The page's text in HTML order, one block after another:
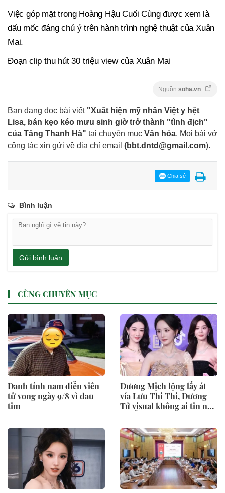
Việc góp mặt trong Hoàng Hậu Cuối Cùng được xem là
dấu mốc đáng chú ý trên hành trình nghệ thuật của Xuân
Mai.
Đoạn clip thu hút 30 triệu view của Xuân Mai
Nguồn soha.vn
Bạn đang đọc bài viết "Xuất hiện mỹ nhân Việt y hệt
Lisa, bán kẹo kéo mưu sinh giờ trở thành "tình địch"
của Tăng Thanh Hà" tại chuyên mục Văn hóa. Mọi bài vở
cộng tác xin gửi về địa chỉ email (bbt.dntd@gmail.com).
Chia sẻ
Bình luận
Gửi bình luận
CÙNG CHUYÊN MỤC
Danh tính nam diễn viên
tử vong ngày 9/8 vì đau
tim
Dương Mịch lộng lẫy át
vía Lưu Thi Thi, Dương
Tử visual không ai tin nổi